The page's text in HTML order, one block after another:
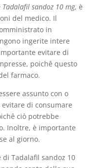
Tadalafil sandoz 10 mg, è
del medico. Il
in
ingerite intere
evitare di
poichê questo
farmaco.
assunto con o
di consumare
ciò potrebbe
Inoltre, è importante
al giorno.
Tadalafil sandoz 10